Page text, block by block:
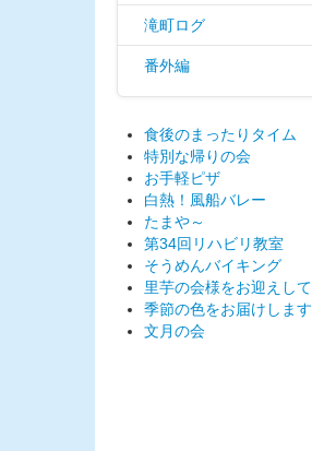
滝町ログ
番外編
食後のまったりタイム
特別な帰りの会
お手軽ピザ
白熱！風船バレー
たまや～
第34回リハビリ教室
そうめんバイキング
里芋の会様をお迎えして
季節の色をお届けします
文月の会